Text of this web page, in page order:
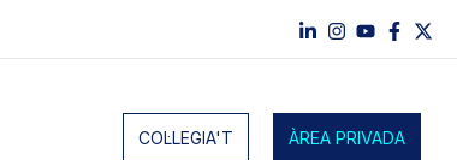
COL·LEGIA'T ÀREA PRIVADA